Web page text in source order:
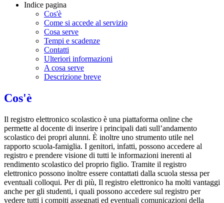
Indice pagina
Cos'è
Come si accede al servizio
Cosa serve
Tempi e scadenze
Contatti
Ulteriori informazioni
A cosa serve
Descrizione breve
Cos'è
Il registro elettronico scolastico è una piattaforma online che
permette al docente di inserire i principali dati sull’andamento
scolastico dei propri alunni. È inoltre uno strumento utile nel
rapporto scuola-famiglia. I genitori, infatti, possono accedere al
registro e prendere visione di tutti le informazioni inerenti al
rendimento scolastico del proprio figlio. Tramite il registro
elettronico possono inoltre essere contattati dalla scuola stessa per
eventuali colloqui. Per di più, Il registro elettronico ha molti vantaggi
anche per gli studenti, i quali possono accedere sul registro per
vedere tutti i compiti assegnati ed eventuali comunicazioni della